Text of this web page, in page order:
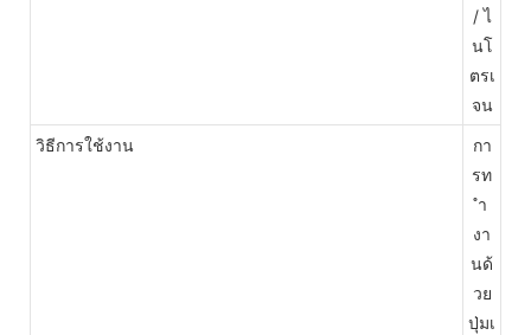
/ ไ
นโ
ตรเ
จน
วิธีการใช้งาน
กา
รท
ำ
งา
นด้
วย
ปุ่มเ